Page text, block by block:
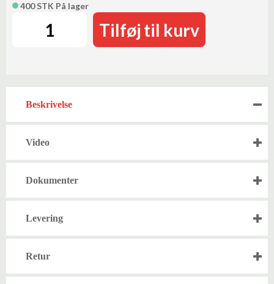
400 STK På lager
Tilføj til kurv
Beskrivelse
Video
Dokumenter
Levering
Retur